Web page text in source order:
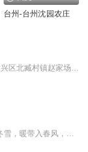
台州-台州沈园农庄